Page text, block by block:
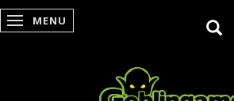
SKIFTE NAVIGATION
MENU